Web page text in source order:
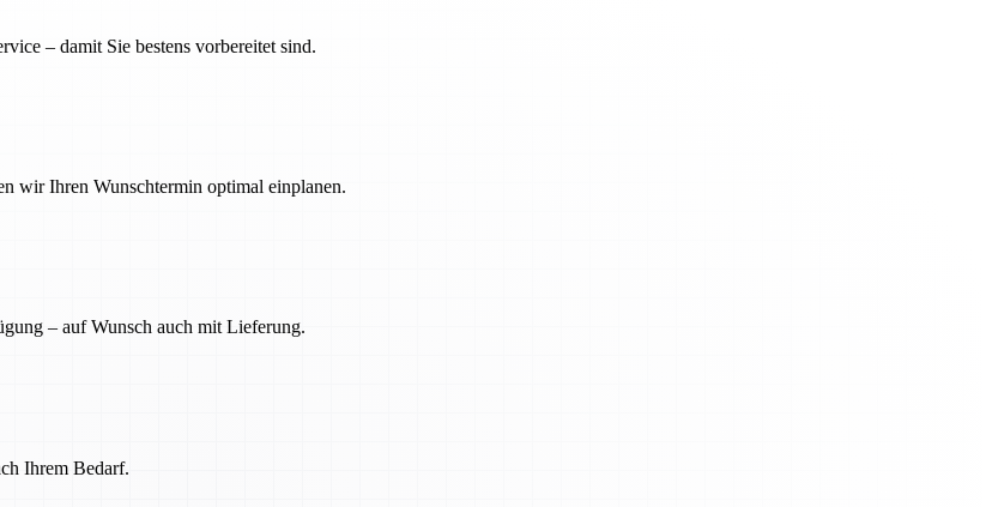
– damit Sie bestens vorbereitet sind.
wir Ihren Wunschtermin optimal einplanen.
– auf Wunsch auch mit Lieferung.
Ihrem Bedarf.